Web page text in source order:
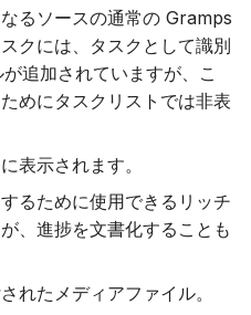
テレメトリ
Gramps 5.2 アップグレ
ガイド
ガイド
るソースの通常の Gramps
クには、タスクとして識別
が追加されていますが、こ
めにタスクリストでは非表
表示されます。
るために使用できるリッチ
、進捗を文書化することも
れたメディアファイル。